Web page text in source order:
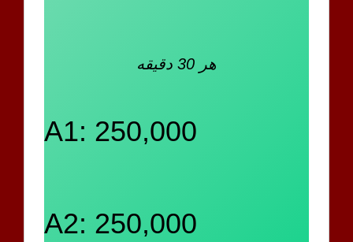
هر 30 دقیقه
A1: 250,000
A2: 250,000